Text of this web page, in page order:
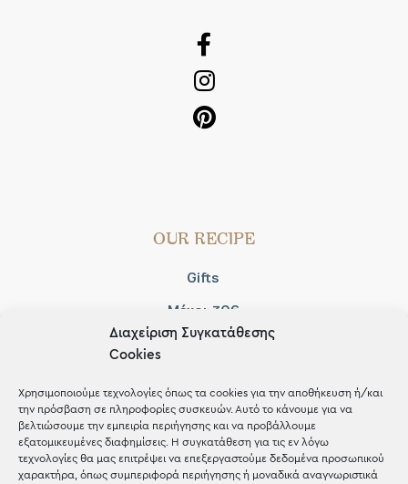
Διαχείριση Συγκατάθεσης
Cookies
Χρησιμοποιούμε τεχνολογίες όπως τα cookies για την αποθήκευση ή/και
την πρόσβαση σε πληροφορίες συσκευών. Αυτό το κάνουμε για να
βελτιώσουμε την εμπειρία περιήγησης και να προβάλλουμε
εξατομικευμένες διαφημίσεις. Η συγκατάθεση για τις εν λόγω
τεχνολογίες θα μας επιτρέψει να επεξεργαστούμε δεδομένα προσωπικού
χαρακτήρα, όπως συμπεριφορά περιήγησης ή μοναδικά αναγνωριστικά
OUR RECIPE
Gifts
Μέχρι 30€
Blog